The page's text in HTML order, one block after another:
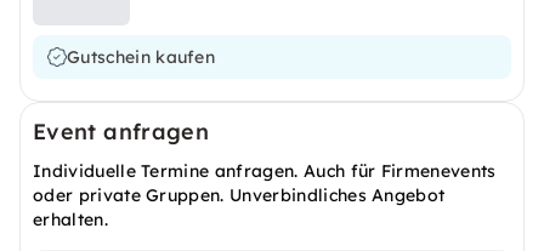
Gutschein kaufen
Event anfragen
Individuelle Termine anfragen. Auch für Firmenevents
oder private Gruppen. Unverbindliches Angebot
erhalten.